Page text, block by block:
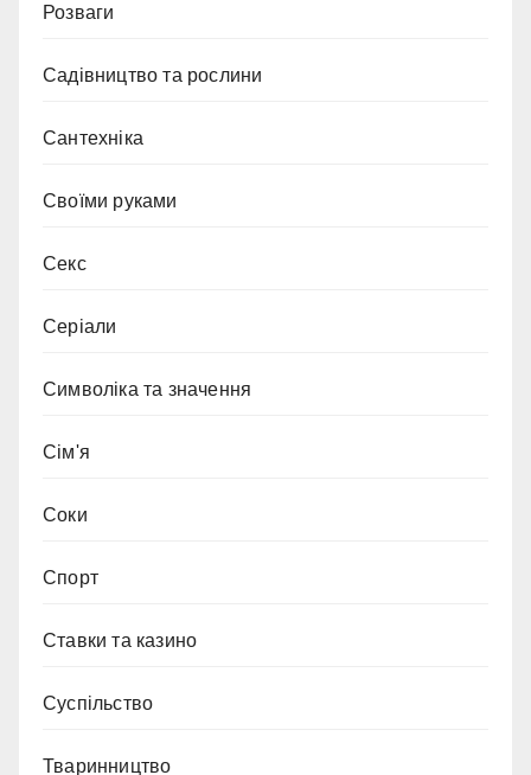
Розваги
Садівництво та рослини
Сантехніка
Своїми руками
Секс
Серіали
Символіка та значення
Сім'я
Соки
Спорт
Ставки та казино
Суспільство
Тваринництво